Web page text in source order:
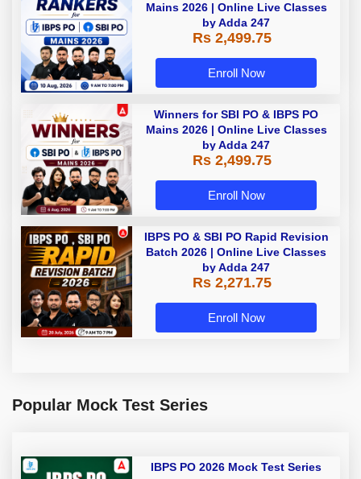
Mains 2026 | Online Live Classes
by Adda 247
Rs 2,499.75
Enroll Now
Winners for SBI PO & IBPS PO
Mains 2026 | Online Live Classes
by Adda 247
Rs 2,499.75
Enroll Now
IBPS PO & SBI PO Rapid Revision
Batch 2026 | Online Live Classes
by Adda 247
Rs 2,271.75
Enroll Now
Popular Mock Test Series
IBPS PO 2026 Mock Test Series